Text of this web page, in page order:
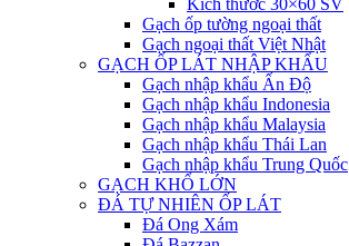
Kích thước 30×60 SV
Gạch ốp tường ngoại thất
Gạch ngoại thất Việt Nhật
GẠCH ỐP LÁT NHẬP KHẨU
Gạch nhập khẩu Ấn Độ
Gạch nhập khẩu Indonesia
Gạch nhập khẩu Malaysia
Gạch nhập khẩu Thái Lan
Gạch nhập khẩu Trung Quốc
GẠCH KHỔ LỚN
ĐÁ TỰ NHIÊN ỐP LÁT
Đá Ong Xám